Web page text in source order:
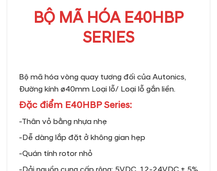
BỘ MÃ HÓA E40HBP
SERIES
Bộ mã hóa vòng quay tương đối của Autonics,
Đường kính ø40mm Loại lỗ/ Loại lỗ gắn liền.
Đặc điểm E40HBP Series:
-Thân vỏ bằng nhựa nhẹ
-Dễ dàng lắp đặt ở không gian hẹp
-Quán tính rotor nhỏ